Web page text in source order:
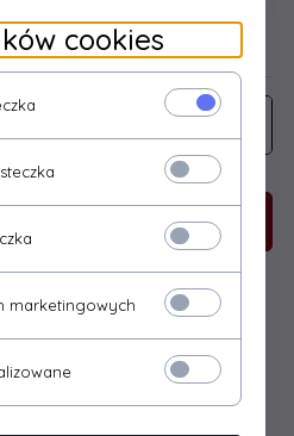
cookies
marketingowych